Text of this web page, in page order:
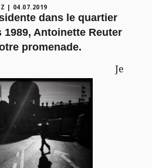
| 04.07.2019
dans le quartier
1989, Antoinette Reuter
promenade.
Je